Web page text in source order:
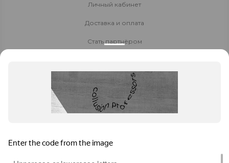
Личный кабинет
Доставка и оплата
Стать партнёром
Контакты
8 800 700-80-40
8 (925) 410-56-23